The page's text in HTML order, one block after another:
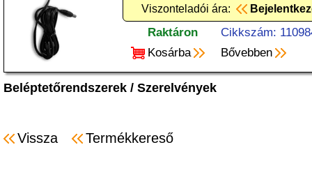
Viszonteladói ára:
Raktáron
Cikkszám:
Kosárba
Bővebben
Beléptetőrendszerek / Szerelvények
Vissza Termékkereső